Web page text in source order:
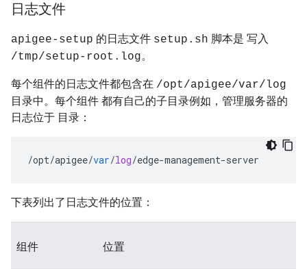
日志文件
apigee-setup 的日志文件 setup.sh 脚本是 写入
/tmp/setup-root.log。
每个组件的日志文件都包含在 /opt/apigee/var/log
目录中。每个组件 都有自己的子目录例如，管理服务器的
日志位于 目录：
/opt/apigee/var/log/edge-management-server
下表列出了日志文件的位置：
组件 位置